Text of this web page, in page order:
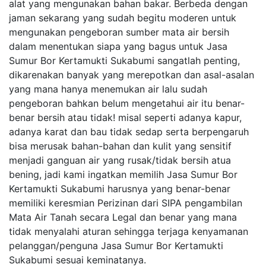
alat yang mengunakan bahan bakar. Berbeda dengan
jaman sekarang yang sudah begitu moderen untuk
mengunakan pengeboran sumber mata air bersih
dalam menentukan siapa yang bagus untuk Jasa
Sumur Bor Kertamukti Sukabumi sangatlah penting,
dikarenakan banyak yang merepotkan dan asal-asalan
yang mana hanya menemukan air lalu sudah
pengeboran bahkan belum mengetahui air itu benar-
benar bersih atau tidak! misal seperti adanya kapur,
adanya karat dan bau tidak sedap serta berpengaruh
bisa merusak bahan-bahan dan kulit yang sensitif
menjadi ganguan air yang rusak/tidak bersih atua
bening, jadi kami ingatkan memilih Jasa Sumur Bor
Kertamukti Sukabumi harusnya yang benar-benar
memiliki keresmian Perizinan dari SIPA pengambilan
Mata Air Tanah secara Legal dan benar yang mana
tidak menyalahi aturan sehingga terjaga kenyamanan
pelanggan/penguna Jasa Sumur Bor Kertamukti
Sukabumi sesuai keminatanya.